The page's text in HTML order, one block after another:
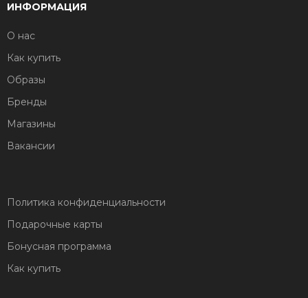
ИНФОРМАЦИЯ
О нас
Как купить
Образы
Бренды
Магазины
Вакансии
Политика конфиденциальности
Подарочные карты
Бонусная программа
Как купить